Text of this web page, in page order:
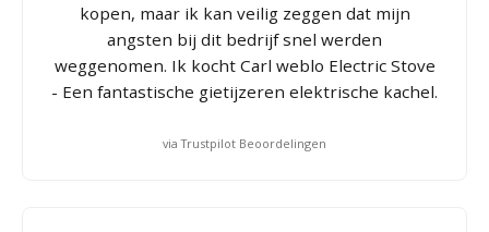
kopen, maar ik kan veilig zeggen dat mijn
angsten bij dit bedrijf snel werden
weggenomen. Ik kocht Carl weblo Electric Stove
- Een fantastische gietijzeren elektrische kachel.
via Trustpilot Beoordelingen